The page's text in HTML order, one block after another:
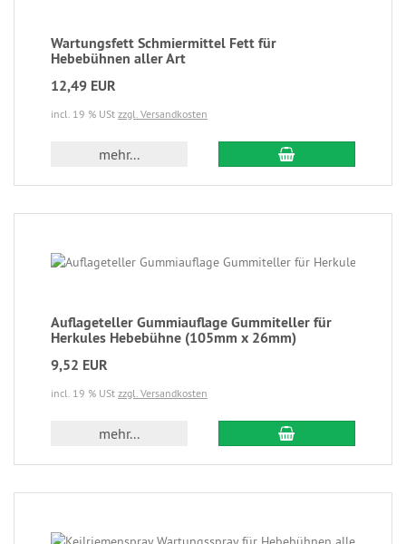
Wartungsfett Schmiermittel Fett für
Hebebühnen aller Art
12,49 EUR
incl. 19 % USt zzgl. Versandkosten
mehr...
Auflageteller Gummiauflage Gummiteller für
Herkules Hebebühne (105mm x 26mm)
9,52 EUR
incl. 19 % USt zzgl. Versandkosten
mehr...